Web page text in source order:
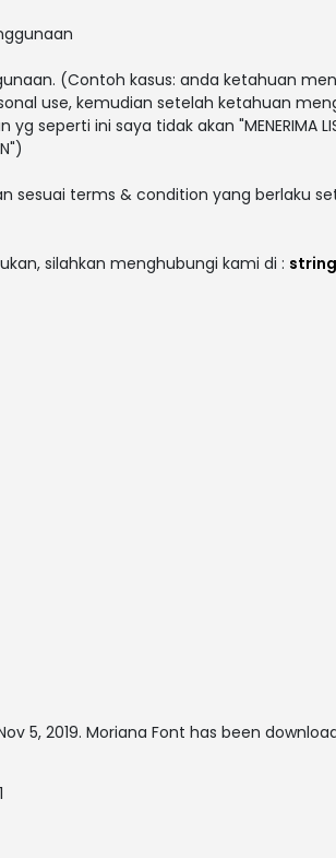
(Contoh kasus: anda ketahuan
use, kemudian setelah ketahuan
seperti ini saya tidak akan "MENERIMA
sesuai terms & condition yang berlaku
silahkan menghubungi kami di :
5, 2019. Moriana Font has been